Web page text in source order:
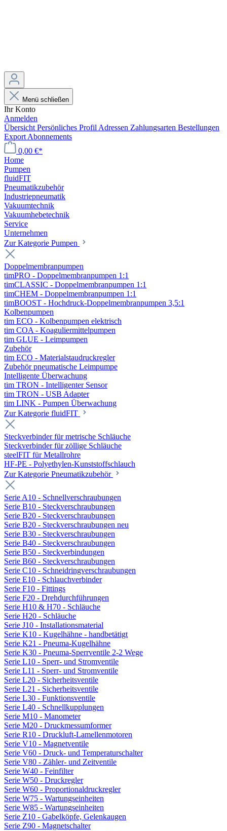
Menü schließen
Ihr Konto
Anmelden
Übersicht Persönliches Profil Adressen Zahlungsarten Bestellungen
Export Abonnements
0,00 €*
Home
Pumpen
fluidFIT
Pneumatikzubehör
Industriepneumatik
Vakuumtechnik
Vakuumhebetechnik
Service
Unternehmen
Zur Kategorie Pumpen
Doppelmembranpumpen
timPRO - Doppelmembranpumpen 1:1
timCLASSIC - Doppelmembranpumpen 1:1
timCHEM - Doppelmembranpumpen 1:1
timBOOST - Hochdruck-Doppelmembranpumpen 3,5:1
Kolbenpumpen
tim ECO - Kolbenpumpen elektrisch
tim COA - Koaguliermittelpumpen
tim GLUE - Leimpumpen
Zubehör
tim ECO - Materialstaudruckregler
Zubehör pneumatische Leimpumpe
Intelligente Überwachung
tim TRON - Intelligenter Sensor
tim TRON - USB Adapter
tim LINK - Pumpen Überwachung
Zur Kategorie fluidFIT
Steckverbinder für metrische Schläuche
Steckverbinder für zöllige Schläuche
steelFIT für Metallrohre
HF-PE - Polyethylen-Kunststoffschlauch
Zur Kategorie Pneumatikzubehör
Serie A10 - Schnellverschraubungen
Serie B10 - Steckverschraubungen
Serie B20 - Steckverschraubungen
Serie B20 - Steckverschraubungen neu
Serie B30 - Steckverschraubungen
Serie B40 - Steckverschraubungen
Serie B50 - Steckverbindungen
Serie B60 - Steckverschraubungen
Serie C10 - Schneidringverschraubungen
Serie E10 - Schlauchverbinder
Serie F10 - Fittings
Serie F20 - Drehdurchführungen
Serie H10 & H70 - Schläuche
Serie H20 - Schläuche
Serie J10 - Installationsmaterial
Serie K10 - Kugelhähne - handbetätigt
Serie K21 - Pneuma-Kugelhähne
Serie K30 - Pneuma-Sperrventile 2-2 Wege
Serie L10 - Sperr- und Stromventile
Serie L11 - Sperr- und Stromventile
Serie L20 - Sicherheitsventile
Serie L21 - Sicherheitsventile
Serie L30 - Funktionsventile
Serie L40 - Schnellkupplungen
Serie M10 - Manometer
Serie M20 - Druckmessumformer
Serie R10 - Druckluft-Lamellenmotoren
Serie V10 - Magnetventile
Serie V60 - Druck- und Temperaturschalter
Serie V80 - Zähler- und Zeitventile
Serie W40 - Feinfilter
Serie W50 - Druckregler
Serie W60 - Proportionaldruckregler
Serie W75 - Wartungseinheiten
Serie W85 - Wartungseinheiten
Serie Z10 - Gabelköpfe, Gelenkaugen
Serie Z90 - Magnetschalter